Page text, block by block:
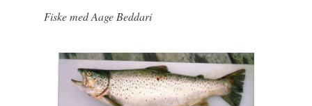
Fiske med Aage Beddari